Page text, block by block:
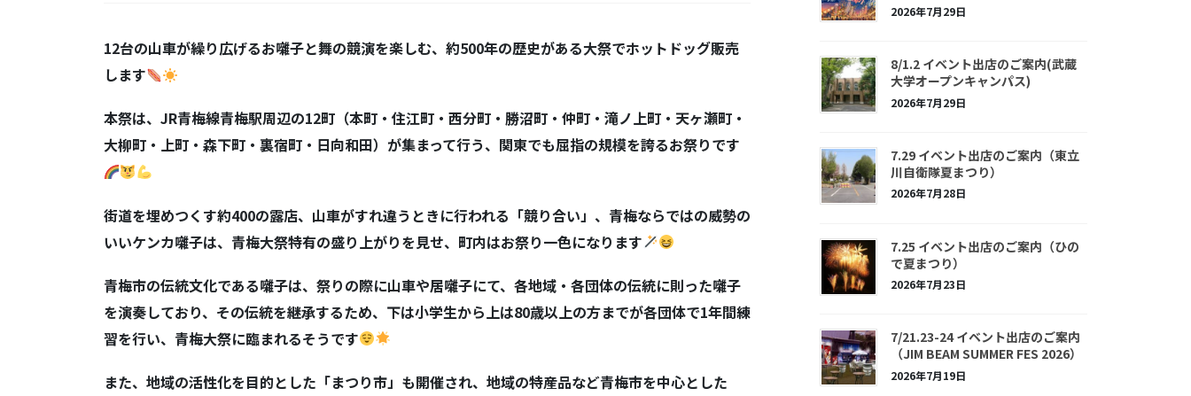
12台の山車が繰り広げるお囃子と舞の競演を楽しむ、約500年の歴史がある大祭でホットドッグ販売
します
本祭は、 JR青梅線青梅駅周辺の12町（本町・住江町・西分町・勝沼町・仲町・滝ノ上町・天ヶ瀬町・
大柳町・上町・森下町・裏宿町・日向和田）が集まって行う、関東でも屈指の規模を誇るお祭りです
街道を埋めつくす約400の露店、山車がすれ違うときに行われる「競り合い」、青梅ならではの威勢の
いいケンカ囃子は、青梅大祭特有の盛り上がりを見せ、町内はお祭り一色になります
青梅市の伝統文化である囃子は、祭りの際に山車や居囃子にて、各地域・各団体の伝統に則った囃子
を演奏しており、その伝統を継承するため、下は小学生から上は80歳以上の方までが各団体で1年間練
習を行い、青梅大祭に臨まれるそうです
また、地域の活性化を目的とした「まつり市」も開催され、地域の特産品など青梅市を中心とした
2026年7月29日
8/1.2 イベント出店のご案内(武蔵
大学オープンキャンパス)
2026年7月29日
7.29 イベント出店のご案内（東立
川自衛隊夏まつり）
2026年7月28日
7.25 イベント出店のご案内（ひの
で夏まつり）
2026年7月23日
7/21.23-24 イベント出店のご案内
（JIM BEAM SUMMER FES 2026）
2026年7月19日